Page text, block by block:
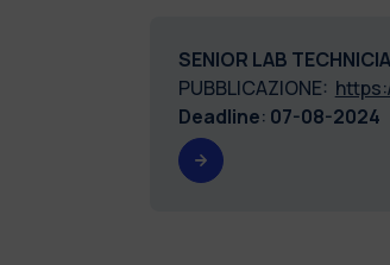
SENIOR LAB
PUBBLICAZIONE:
Deadline: 07-08-2024